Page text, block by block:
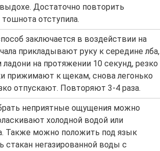
Достаточно повторить
отступила.
заключается в воздействии на
прикладывают руку к середине лба,
на протяжении 10 секунд, резко
прижимают к щекам, снова легонько
отпускают. Повторяют 3-4 раза.
неприятные ощущения можно
холодной водой или
Также можно положить под язык
стакан негазированной воды с